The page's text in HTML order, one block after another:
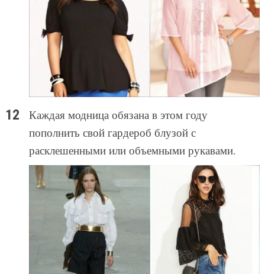
Каждая модница обязана в этом году
пополнить свой гардероб блузой с
расклешенными или объемными рукавами.